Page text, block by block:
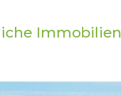
Immobilien